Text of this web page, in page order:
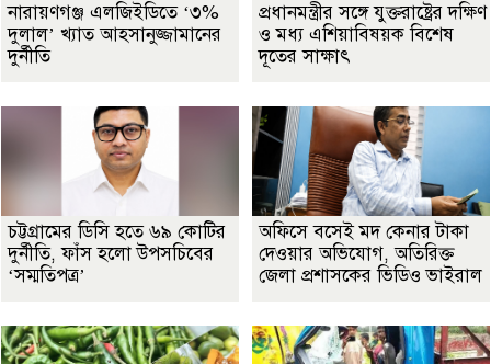
নারায়ণগঞ্জ এলজিইডিতে ‘৩%
দুলাল’ খ্যাত আহসানুজ্জামানের
দুর্নীতি
প্রধানমন্ত্রীর সঙ্গে যুক্তরাষ্ট্রের দক্ষিণ
ও মধ্য এশিয়াবিষয়ক বিশেষ
দূতের সাক্ষাৎ
চট্টগ্রামের ডিসি হতে ৬৯ কোটির
দুর্নীতি, ফাঁস হলো উপসচিবের
‘সম্মতিপত্র’
অফিসে বসেই মদ কেনার টাকা
দেওয়ার অভিযোগ, অতিরিক্ত
জেলা প্রশাসকের ভিডিও ভাইরাল